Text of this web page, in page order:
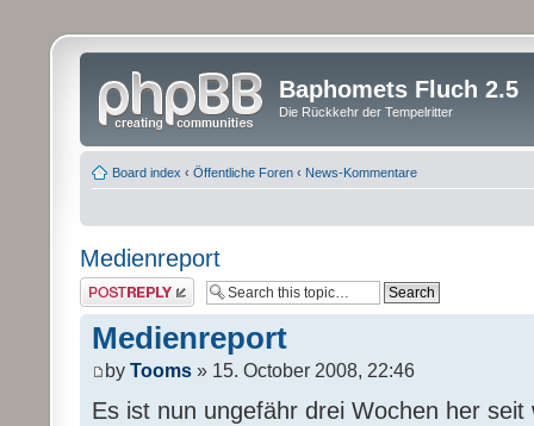
Baphomets Fluch 2.5
Die Rückkehr der Tempelritter
Board index ‹ Öffentliche Foren ‹ News-Kommentare
Medienreport
Post a reply
Medienreport
by Tooms » 15. October 2008, 22:46
Es ist nun ungefähr drei Wochen her